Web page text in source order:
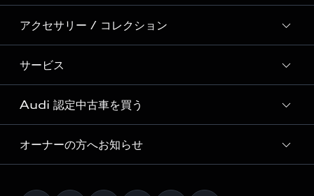
Audi Sport
Formula 1®
デジタルサービス
新車在庫検索
試乗車・展示車検索
見積り依頼
試乗予約
モデル一覧
特別仕様モデル / 限定モデル
e-tronラインアップ
価格シミュレーション
車両比較
アクセサリー / コレクション
純正アクセサリー
オンラインショップ
Audi collection
アウディナビアプリ
サービス
サービス入庫予約
サービスプログラム
メンテナンス
車検 / 定期点検
Audi 認定中古車を買う
Audi認定中古車
オーナーの方へお知らせ
お知らせ